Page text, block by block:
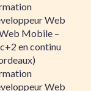
Web
Mobile –
en continu
Web